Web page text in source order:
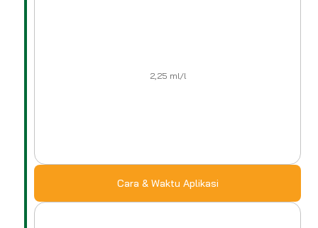
2,25 ml/l
Cara & Waktu Aplikasi